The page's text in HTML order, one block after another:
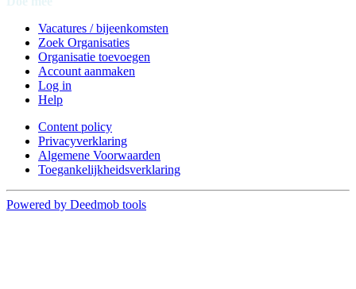
Vacatures / bijeenkomsten
Zoek Organisaties
Organisatie toevoegen
Account aanmaken
Log in
Help
Content policy
Privacyverklaring
Algemene Voorwaarden
Toegankelijkheidsverklaring
Powered by Deedmob tools